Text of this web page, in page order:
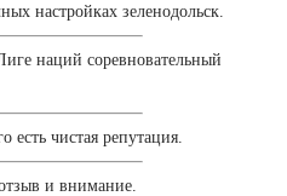
настройках зеленодольск.
наций соревновательный
есть чистая репутация.
и внимание.